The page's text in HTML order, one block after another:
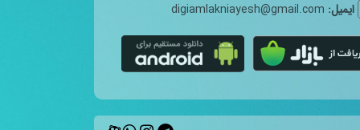
ایمیل: digiamlakniayesh@gmail.com